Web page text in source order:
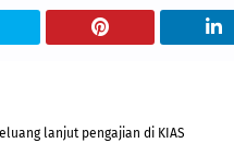
lanjut pengajian di KIAS